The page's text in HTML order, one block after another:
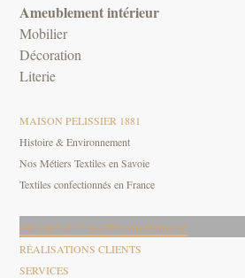
Ameublement intérieur
Mobilier
Décoration
Literie
MAISON PELISSIER 1881
Histoire & Environnement
Nos Métiers Textiles en Savoie
Textiles confectionnés en France
DÉCOUVREZ NOTRE SHOWROOM
RÉALISATIONS CLIENTS
SERVICES